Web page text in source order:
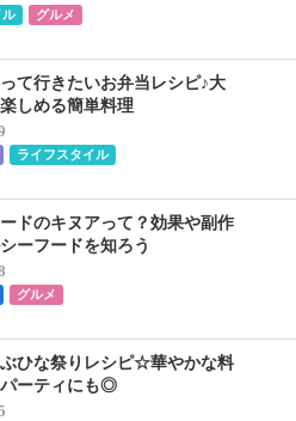
ル グルメ
て行きたいお弁当レシピ♪大
しめる簡単料理
ライフスタイル
ドのキヌアって？効果や副作
ーフードを知ろう
グルメ
ひな祭りレシピ☆華やかな料
ーティにも◎